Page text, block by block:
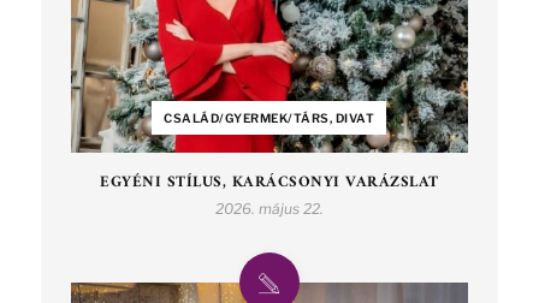
CSALÁD/GYERMEK/TÁRS, DIVAT
EGYÉNI STÍLUS, KARÁCSONYI VARÁZSLAT
2026. május 22.